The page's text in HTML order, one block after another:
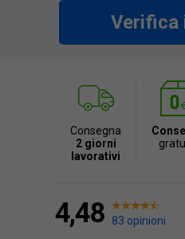
Verifica
Consegna
2 giorni
lavorativi
4,48 83 opinioni